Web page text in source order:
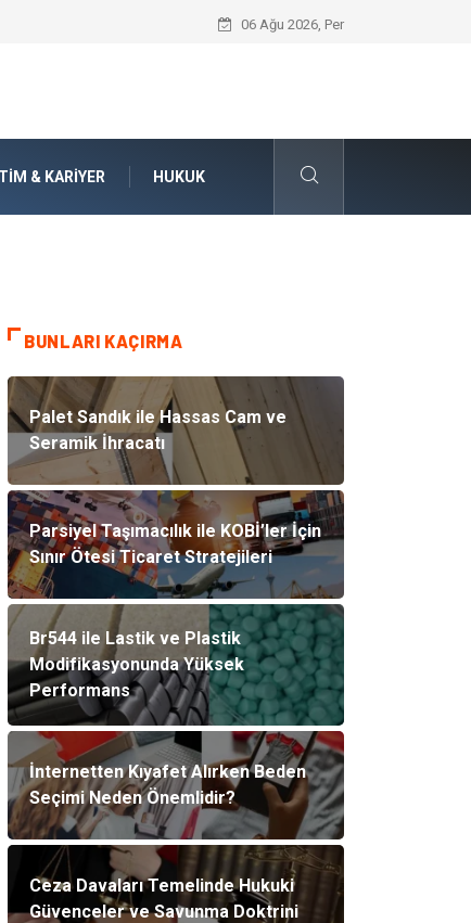
İnternetten Kıyafet Alırken Beden
06 Ağu 2026, Per
& KARIYER HUKUK
BUNLARI KAÇIRMA
Palet Sandık ile Hassas Cam ve
Seramik İhracatı
Parsiyel Taşımacılık ile KOBİ’ler İçin
Sınır Ötesi Ticaret Stratejileri
Br544 ile Lastik ve Plastik
Modifikasyonunda Yüksek
Performans
İnternetten Kıyafet Alırken Beden
Seçimi Neden Önemlidir?
Ceza Davaları Temelinde Hukuki
Güvenceler ve Savunma Doktrini